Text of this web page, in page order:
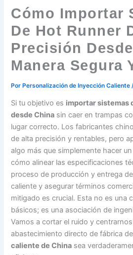
Cómo Importar
De Hot Runner
Precisión
Manera Segura
PorPersonalización de Inyección Caliente
Si tu objetivo es importar sistemas
desde China sin caer en trampas
lugar correcto. Los fabricantes
de alta precisión y rentables, pero
algo más que simplemente hacer
cómo alinear las especificaciones
proceso de producción y entrega
caliente y asegurar términos
mitigado es crucial. Esta no es una
básicos; es una asociación de
Vamos a cortar el ruido y
abastecimiento directo de fábrica
caliente de China sea